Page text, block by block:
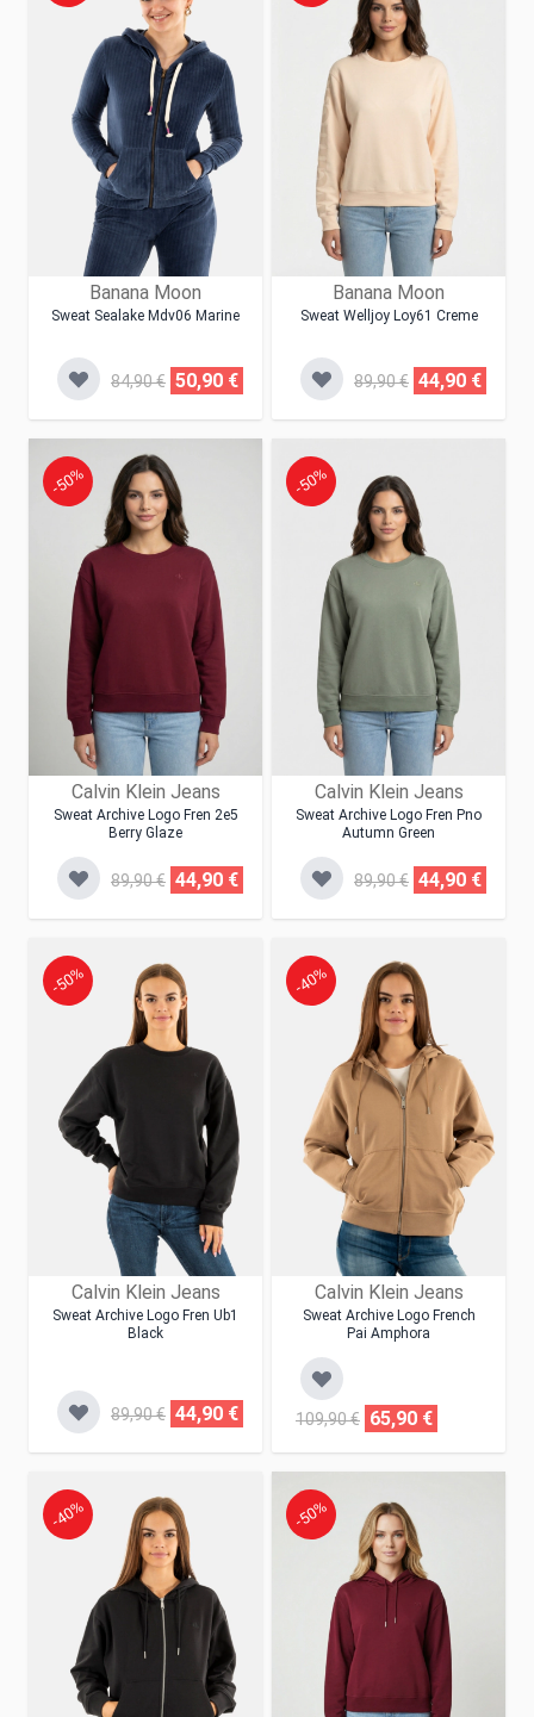
Banana Moon
Sweat Sealake Mdv06 Marine
84,90 € 50,90 €
Banana Moon
Sweat Welljoy Loy61 Creme
89,90 € 44,90 €
Calvin Klein Jeans
Sweat Archive Logo Fren 2e5
Berry Glaze
-50%
89,90 € 44,90 €
Calvin Klein Jeans
Sweat Archive Logo Fren Pno
Autumn Green
-50%
89,90 € 44,90 €
Calvin Klein Jeans
Sweat Archive Logo Fren Ub1
Black
-50%
89,90 € 44,90 €
Calvin Klein Jeans
Sweat Archive Logo French
Pai Amphora
-40%
109,90 € 65,90 €
-40% -50%